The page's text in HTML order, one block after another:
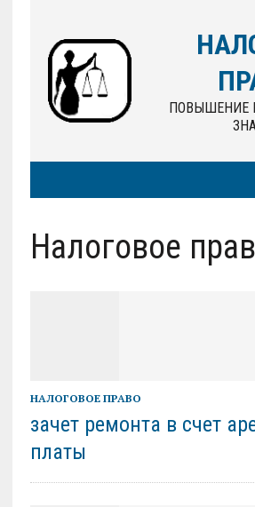
ПОВЫШЕНИЕ
Налоговое
НАЛОГОВОЕ ПРАВО
зачет ремонта в счет
платы